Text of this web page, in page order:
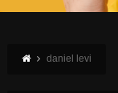
daniel levi